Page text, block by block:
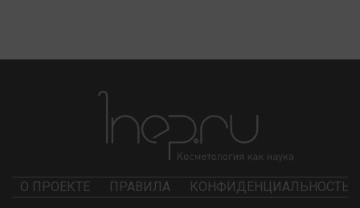
О ПРОЕКТЕ ПРАВИЛА КОНФИДЕНЦИАЛЬНОСТЬ